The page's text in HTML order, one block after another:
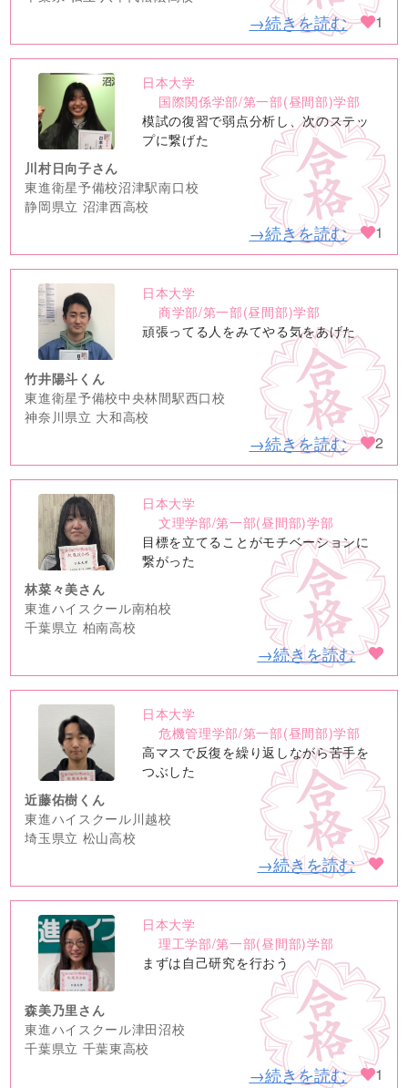
→続きを読む 1
no
image
日本大学
国際関係学部/第一部(昼間部)学部
模試の復習で弱点分析し、次のステッ
プに繋げた
川村日向子さん
東進衛星予備校沼津駅南口校
静岡県立 沼津西高校
→続きを読む 1
no
image
日本大学
商学部/第一部(昼間部)学部
頑張ってる人をみてやる気をあげた
竹井陽斗くん
東進衛星予備校中央林間駅西口校
神奈川県立 大和高校
→続きを読む 2
no
image
日本大学
文理学部/第一部(昼間部)学部
目標を立てることがモチベーションに
繋がった
林菜々美さん
東進ハイスクール南柏校
千葉県立 柏南高校
→続きを読む
no
image
日本大学
危機管理学部/第一部(昼間部)学部
高マスで反復を繰り返しながら苦手を
つぶした
近藤佑樹くん
東進ハイスクール川越校
埼玉県立 松山高校
→続きを読む
no
image
日本大学
理工学部/第一部(昼間部)学部
まずは自己研究を行おう
森美乃里さん
東進ハイスクール津田沼校
千葉県立 千葉東高校
→続きを読む 1